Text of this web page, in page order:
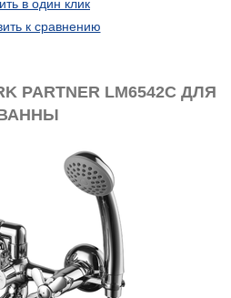
в один клик
к сравнению
PARTNER LM6542C ДЛЯ